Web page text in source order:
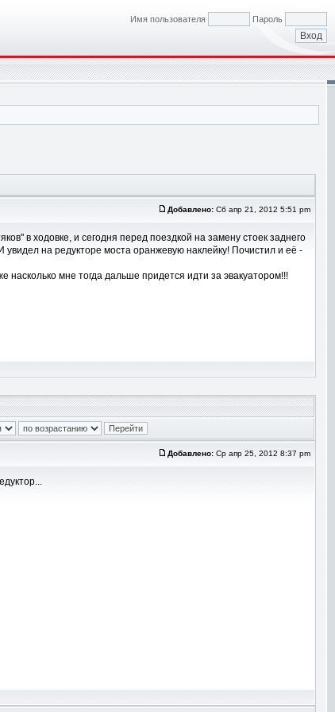
Имя пользователя Пароль
Добавлено: Сб апр 21, 2012 5:51 pm
в ходовке, и сегодня перед поездкой на замену стоек заднего
увидел на редукторе моста оранжевую наклейку! Почистил и её -
мне тогда дальше придется идти за эвакуатором!!!
Добавлено: Ср апр 25, 2012 8:37 pm